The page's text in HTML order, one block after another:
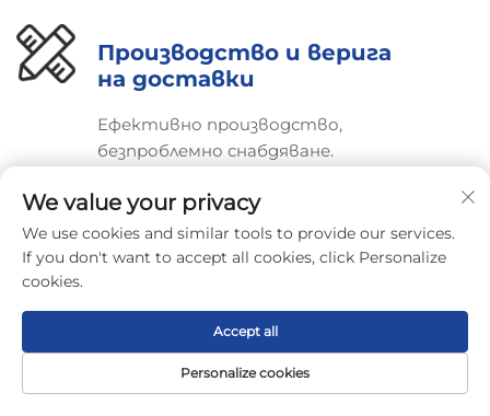
Производство и верига
на доставки
Ефективно производство,
безпроблемно снабдяване.
Осигуряване на
сертифициране
Строги тестове, глобални
сертификати.
Начална
Продукт За нас Контакти
We value your privacy
We use cookies and similar tools to provide our services.
If you don't want to accept all cookies, click Personalize
cookies.
Personalize cookies
Accept all